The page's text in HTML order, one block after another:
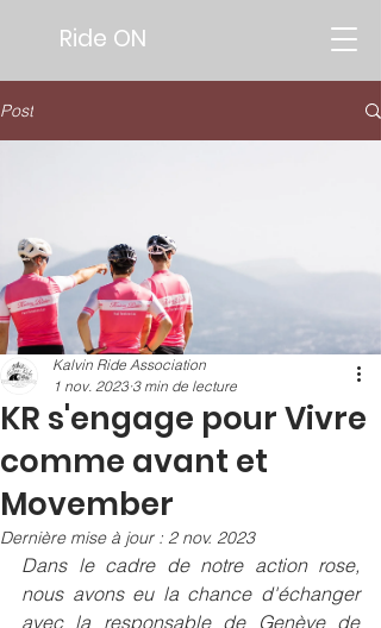
Ride ON
Post
KR s'engage pour Vivre
comme avant et
Movember
Kalvin Ride Association
1 nov. 2023 3 min de lecture
Dernière mise à jour : 2 nov. 2023
Dans le cadre de notre action rose,
nous avons eu la chance d'échanger
avec la responsable de Genève de